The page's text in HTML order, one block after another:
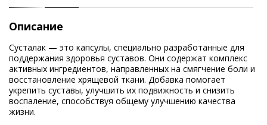
Описание
Сусталак — это капсулы, специально разработанные для
поддержания здоровья суставов. Они содержат комплекс
активных ингредиентов, направленных на смягчение боли и
восстановление хрящевой ткани. Добавка помогает
укрепить суставы, улучшить их подвижность и снизить
воспаление, способствуя общему улучшению качества
жизни.